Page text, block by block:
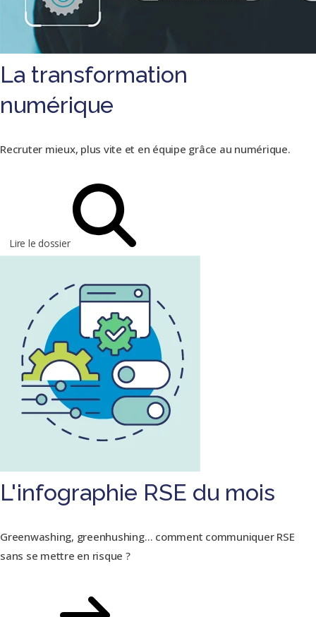
La transformation
numérique
Recruter mieux, plus vite et en équipe grâce au numérique.
Lire le dossier
L'infographie RSE du mois
Greenwashing, greenhushing… comment communiquer RSE
sans se mettre en risque ?